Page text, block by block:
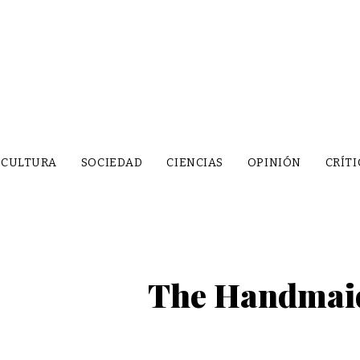
CULTURA SOCIEDAD CIENCIAS OPINIÓN
The